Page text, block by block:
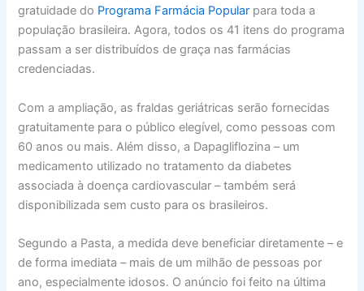
gratuidade do Programa Farmácia Popular para toda a
população brasileira. Agora, todos os 41 itens do programa
passam a ser distribuídos de graça nas farmácias
credenciadas.
Com a ampliação, as fraldas geriátricas serão fornecidas
gratuitamente para o público elegível, como pessoas com
60 anos ou mais. Além disso, a Dapagliflozina – um
medicamento utilizado no tratamento da diabetes
associada à doença cardiovascular – também será
disponibilizada sem custo para os brasileiros.
Segundo a Pasta, a medida deve beneficiar diretamente – e
de forma imediata – mais de um milhão de pessoas por
ano, especialmente idosos. O anúncio foi feito na última